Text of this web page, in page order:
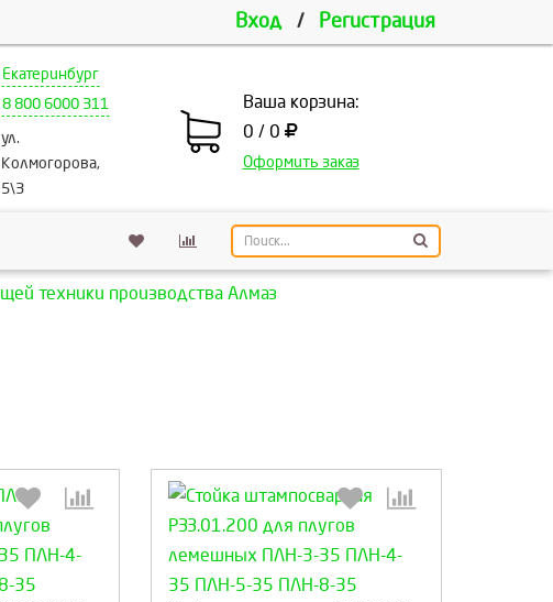
Вход / Регистрация
Екатеринбург
8 800 6000 311
ул.
Колмогорова,
5\3
Ваша корзина:
0 / 0
Оформить заказ
техники производства Алмаз
Выберите количество: